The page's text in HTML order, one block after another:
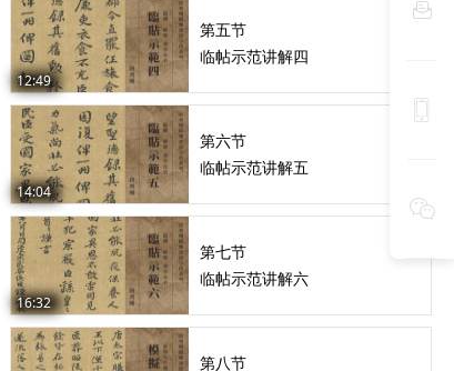
12:49
第五节
临帖示范讲解四
14:04
第六节
临帖示范讲解五
16:32
第七节
临帖示范讲解六
第八节


